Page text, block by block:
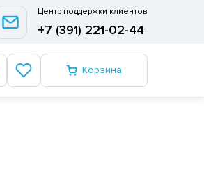
Центр поддержки клиентов
+7 (391) 221-02-44
Корзина